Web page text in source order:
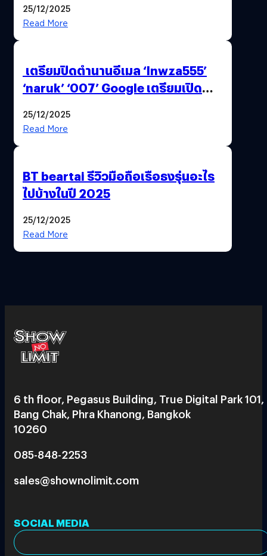
25/12/2025
Read More
เตรียมปิดตำนานอีเมล ‘lnwza555’
‘naruk’ ‘007’ Google เตรียมเปิด
25/12/2025
Read More
BT beartai รีวิวมือถือเรือธงรุ่นอะไร
ไปบ้างในปี 2025
25/12/2025
Read More
6 th floor, Pegasus Building, True Digital Park 101,
Bang Chak, Phra Khanong, Bangkok
10260
085-848-2253
sales@shownolimit.com
SOCIAL MEDIA